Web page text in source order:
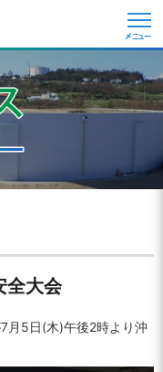
メニュー
大会
月5日(木)午後2時より沖